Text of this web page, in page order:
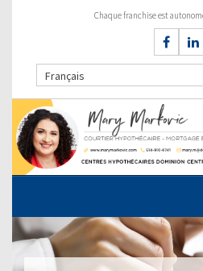
Chaque franchise est
Français